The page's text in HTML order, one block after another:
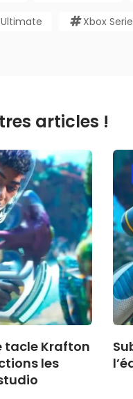
Xbox
articles !
tacle Krafton
les